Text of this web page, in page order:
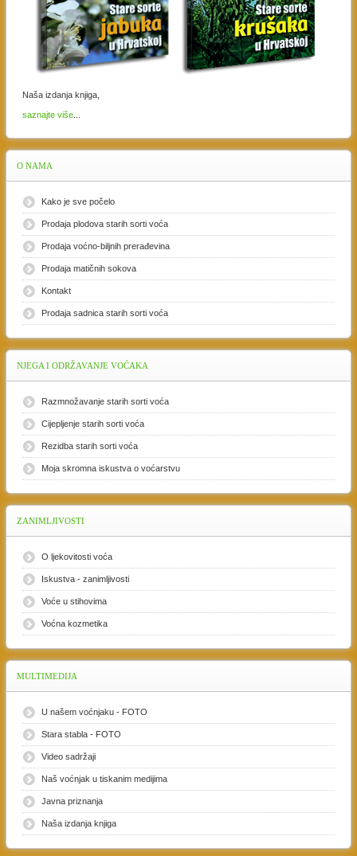
Naša izdanja knjiga,
saznajte više
O NAMA
Kako je sve počelo
Prodaja plodova starih sorti voća
Prodaja voćno-biljnih prerađevina
Prodaja matičnih sokova
Kontakt
Prodaja sadnica starih sorti voća
NJEGA I ODRŽAVANJE VOĆAKA
Razmnožavanje starih sorti voća
Cijepljenje starih sorti voća
Rezidba starih sorti voća
Moja skromna iskustva o voćarstvu
ZANIMLJIVOSTI
O ljekovitosti voća
Iskustva - zanimljivosti
Voće u stihovima
Voćna kozmetika
MULTIMEDIJA
U našem voćnjaku - FOTO
Stara stabla - FOTO
Video sadržaji
Naš voćnjak u tiskanim medijima
Javna priznanja
Naša izdanja knjiga